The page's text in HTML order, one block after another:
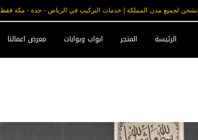
نشحن لجميع مدن المملكة | خدمات التركيب في الرياض - جدة - مكة فقط contact@doors-store.com
الرئيسة المتجر ابواب وبوابات معرض اعمالنا